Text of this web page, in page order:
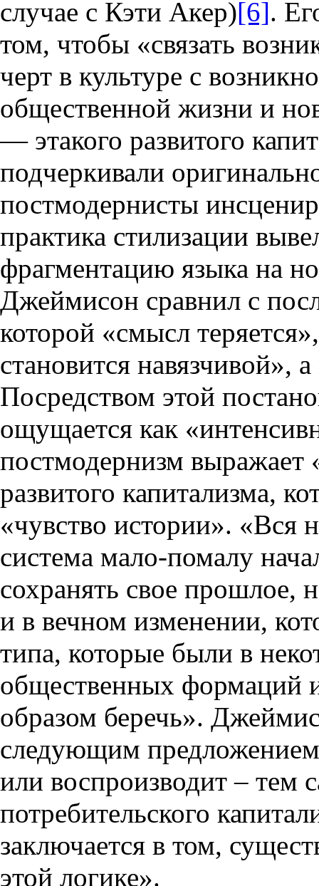
случае с Кэти Акер)[6].
том, чтобы «связать
черт в культуре с
общественной жизни и
— этакого развитого
подчеркивали
постмодернисты
практика стилизации
фрагментацию языка на
Джеймисон сравнил с
которой «смысл
становится навязчивой»,
Посредством этой
ощущается как
постмодернизм
развитого капитализма,
«чувство истории». «Вся
система мало-помалу
сохранять свое прошлое,
и в вечном изменении,
типа, которые были в
общественных формаций
образом беречь».
следующим
или воспроизводит – тем
потребительского
заключается в том,
этой логике».